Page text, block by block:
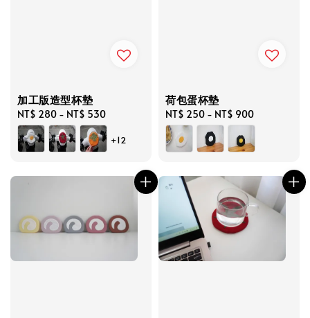
加工版造型杯墊
Regular
price
NT$ 280 - NT$ 530
+12
荷包蛋杯墊
Regular
price
NT$ 250 - NT$ 900